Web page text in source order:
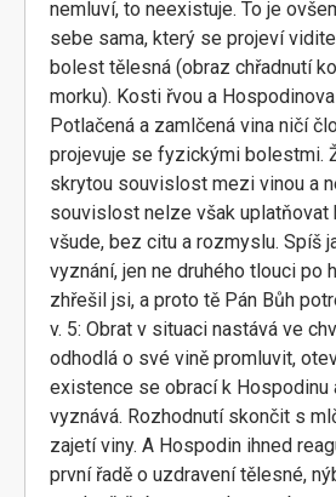
nemluví, to neexistuje. To je
sebe sama, který se projeví
bolest tělesná (obraz chřadnutí
morku). Kosti řvou a
Potlačená a zamlčená vina ničí
projevuje se fyzickými bolestmi.
skrytou souvislost mezi vinou a
souvislost nelze však uplatňovat
všude, bez citu a rozmyslu. Spíš
vyznání, jen ne druhého tlouci po
zhřešil jsi, a proto tě Pán Bůh
v. 5: Obrat v situaci nastává ve
odhodlá o své vině promluvit,
existence se obrací k Hospodinu
vyznává. Rozhodnutí skončit s
zajetí viny. A Hospodin ihned
první řadě o uzdravení tělesné,